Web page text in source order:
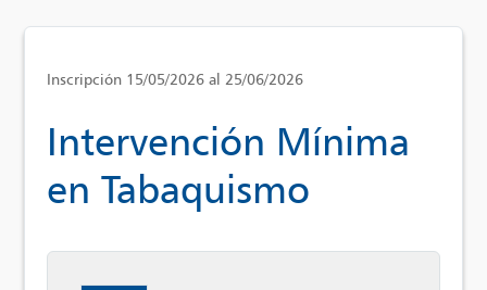
Inscripción 15/05/2026 al 25/06/2026
Intervención Mínima
en Tabaquismo